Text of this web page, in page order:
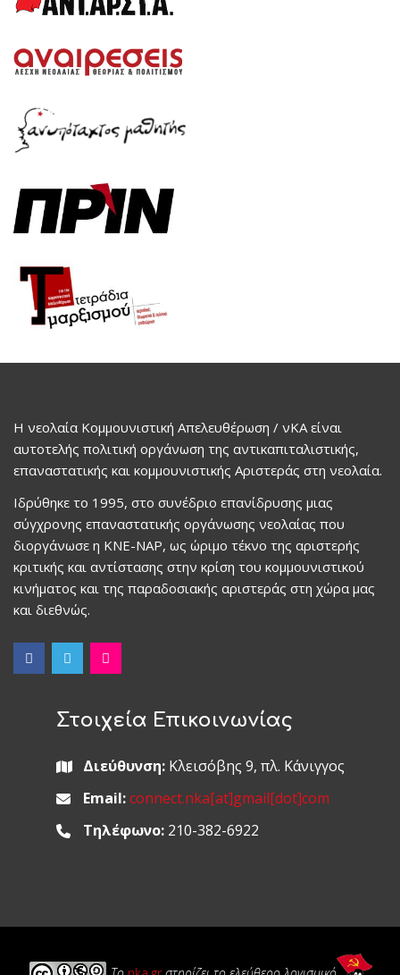
Η νεολαία Κομμουνιστική Απελευθέρωση / νΚΑ είναι
αυτοτελής πολιτική οργάνωση της αντικαπιταλιστικής,
επαναστατικής και κομμουνιστικής Αριστεράς στη νεολαία.
Ιδρύθηκε το 1995, στο συνέδριο επανίδρυσης μιας
σύγχρονης επαναστατικής οργάνωσης νεολαίας που
διοργάνωσε η ΚΝΕ-ΝΑΡ, ως ώριμο τέκνο της αριστερής
κριτικής και αντίστασης στην κρίση του κομμουνιστικού
κινήματος και της παραδοσιακής αριστεράς στη χώρα μας
και διεθνώς.
Στοιχεία Επικοινωνίας
Διεύθυνση:Κλεισόβης 9, πλ. Κάνιγγος
Email: connect.nka[at]gmail[dot]com
Τηλέφωνο:210-382-6922